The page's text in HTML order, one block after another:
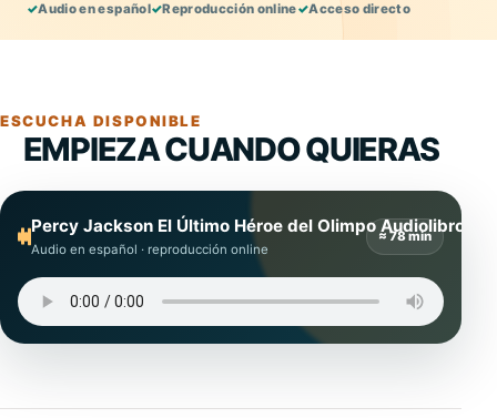
✓Audio en español✓Reproducción online✓Acceso directo
ESCUCHA DISPONIBLE
EMPIEZA CUANDO QUIERAS
Percy Jackson El Último Héroe del Olimpo Audiolibro
Audio en español · reproducción online
≈ 78 min